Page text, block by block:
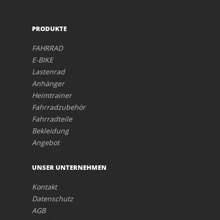
PRODUKTE
FAHRRAD
E-BIKE
Lastenrad
Anhänger
Heimtrainer
Fahrradzubehör
Fahrradteile
Bekleidung
Angebot
UNSER UNTERNEHMEN
Kontakt
Datenschutz
AGB